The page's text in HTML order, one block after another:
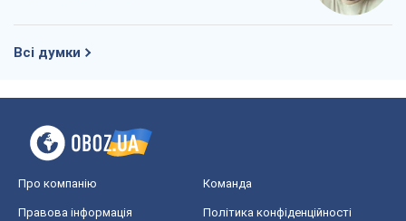
Всі думки
Про компанію Команда
Правова інформація Політика конфіденційності